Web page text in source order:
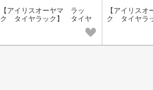
【アイリスオーヤマ ラッ
ク タイヤラック】 タイヤ
【アイリス
ク タイヤラ